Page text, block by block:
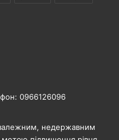
0966126096
недержавним